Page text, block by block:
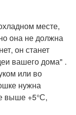
месте,
она не должна
он станет
вашего дома" .
или во
нужна
выше +5°С,